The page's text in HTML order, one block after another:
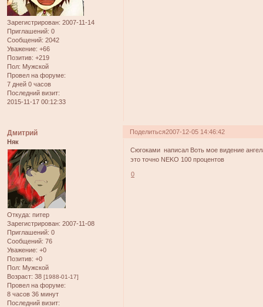
Зарегистрирован: 2007-11-14
Приглашений: 0
Сообщений: 2042
Уважение: +66
Позитив: +219
Пол: Мужской
Провел на форуме:
7 дней 0 часов
Последний визит:
2015-11-17 00:12:33
Поделиться2007-12-05 14:46:42
Дмитрий
Няк
Откуда: питер
Зарегистрирован: 2007-11-08
Приглашений: 0
Сообщений: 76
Уважение: +0
Позитив: +0
Пол: Мужской
Возраст: 38 [1988-01-17]
Провел на форуме:
8 часов 36 минут
Последний визит:
Сюгоками написал Воть мое видение
это точно NEKO 100 процентов
0